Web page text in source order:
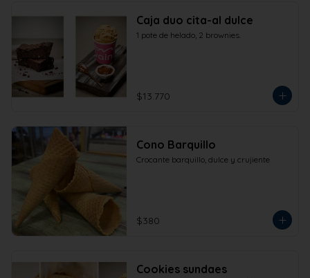
Caja duo cita-al dulce
1 pote de helado, 2 brownies.
$13.770
Cono Barquillo
Crocante barquillo, dulce y crujiente
$380
Cookies sundaes